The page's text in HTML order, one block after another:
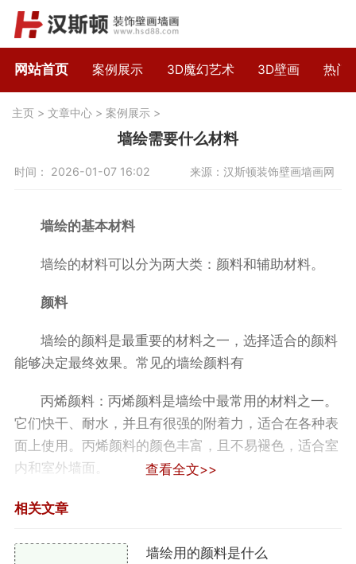
网站首页 案例展示 3D魔幻艺术 3D壁画 热门
主页 > 文章中心 > 案例展示 >
墙绘需要什么材料
时间： 2026-01-07 16:02 来源：汉斯顿装饰壁画墙画网
墙绘的基本材料
墙绘的材料可以分为两大类：颜料和辅助材料。
颜料
墙绘的颜料是最重要的材料之一，选择适合的颜料
能够决定最终效果。常见的墙绘颜料有
丙烯颜料：丙烯颜料是墙绘中最常用的材料之一。
它们快干、耐水，并且有很强的附着力，适合在各种表
面上使用。丙烯颜料的颜色丰富，且不易褪色，适合室
内和室外墙面。
水性涂料：水性涂料通常用于大面积的底色涂刷。
节处理时，水性涂料的覆盖力和附着力可能不如丙烯颜
查看全文>>
相关文章
墙绘用的颜料是什么